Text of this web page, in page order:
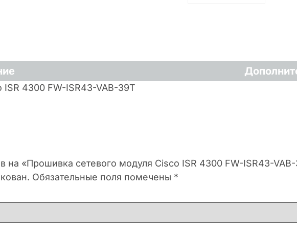
4300 FW-ISR43-VAB-39T
на «Прошивка сетевого модуля Cisco ISR 4300 FW-ISR43-
Обязательные поля помечены *